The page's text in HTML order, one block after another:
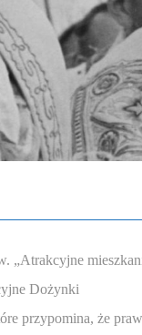
„Atrakcyjne
Dożynki
przypomina, że